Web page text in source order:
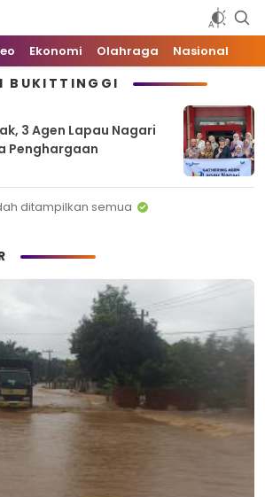
Ini Ekonomi Olahraga Nasional
BUKITTINGGI
3 Agen Lapau Nagari
Penghargaan
ditampilkan semua